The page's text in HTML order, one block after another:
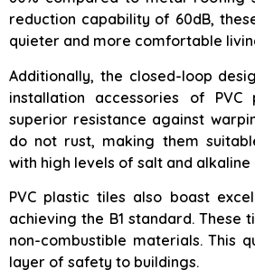
reduction capability of 60dB,
quieter and more comfortable
Additionally, the closed-loop
installation accessories of PVC
superior resistance against
do not rust, making them
with high levels of salt and alkaline
PVC plastic tiles also boast
achieving the B1 standard. These
non-combustible materials. This
layer of safety to buildings.